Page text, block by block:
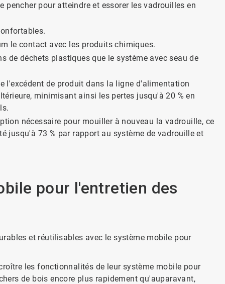
pour atteindre et essorer les vadrouilles en
le contact avec les produits chimiques.
de déchets plastiques que le système avec seau de
l'excédent de produit dans la ligne d'alimentation
minimisant ainsi les pertes jusqu'à 20 % en
nécessaire pour mouiller à nouveau la vadrouille, ce
jusqu'à 73 % par rapport au système de vadrouille et
pour l'entretien des
et réutilisables avec le système mobile pour
les fonctionnalités de leur système mobile pour
de bois encore plus rapidement qu'auparavant,